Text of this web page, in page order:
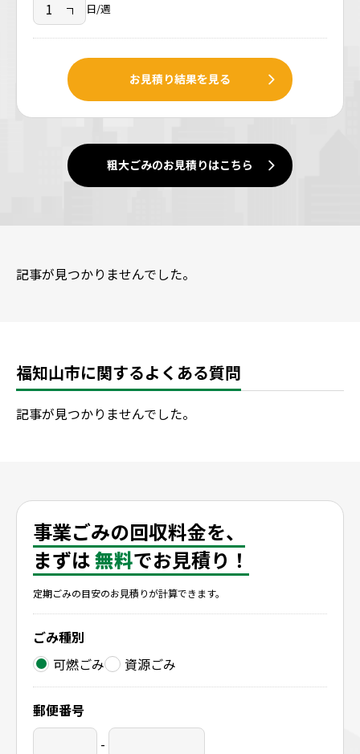
日/週
お見積り結果を見る
粗大ごみのお見積りはこちら
記事が見つかりませんでした。
福知山市に関するよくある質問
記事が見つかりませんでした。
事業ごみの回収料金を、
まずは無料でお見積り！
定期ごみの目安のお見積りが計算できます。
ごみ種別
可燃ごみ
資源ごみ
郵便番号
-